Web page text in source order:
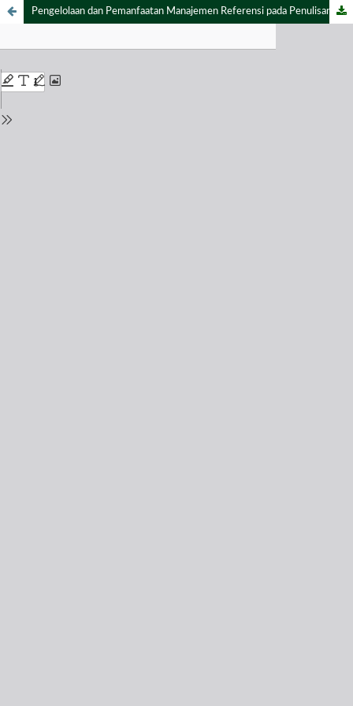
Pengelolaan dan Pemanfaatan Manajemen Referensi pada Penulisan Ilmiah